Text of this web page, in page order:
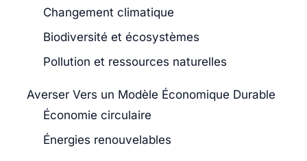
Changement climatique
Biodiversité et écosystèmes
Pollution et ressources naturelles
Averser Vers un Modèle Économique Durable
Économie circulaire
Énergies renouvelables